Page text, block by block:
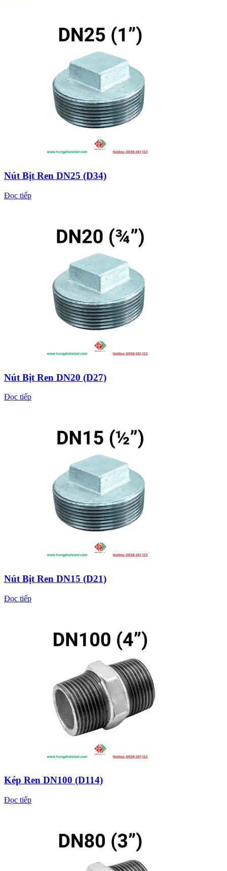
Nút Bịt Ren DN25 (D34)
Đọc tiếp
Nút Bịt Ren DN20 (D27)
Đọc tiếp
Nút Bịt Ren DN15 (D21)
Đọc tiếp
Kép Ren DN100 (D114)
Đọc tiếp